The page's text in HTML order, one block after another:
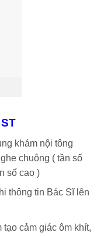
khám nội tông
chuông ( tần số
số cao )
thông tin Bác Sĩ lên
tạo cảm giác ôm khít,